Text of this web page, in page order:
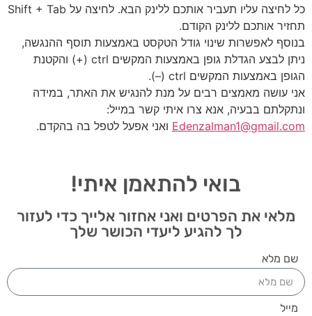
כל לחיצה עליו תעביר אותכם ללינק הבא. לחיצה על Shift + Tab
תחזיר אותכם ללינק הקודם.
בנוסף לאפשרות שינוי גודל הטקסט באמצעות תוסף ההנגשה,
ניתן לבצע הגדלת גופן באמצעות המקשים ctrl (+) והקטנת
הגופן באמצעות המקשים ctrl (–).
אני עושה מאמצים רבים על מנת להנגיש את האתר, במידה
ונתקלתם בבעיה, אנא צרו איתי קשר במייל:
Edenzalman1@gmail.com ואני אפעל לטפל בה בהקדם.
בואי להתאמן איתי!
מלאי את הפרטים ואני אחזור אלייך כדי לעזור
לך להגיע ליעדי הכושר שלך
שם מלא
מייל